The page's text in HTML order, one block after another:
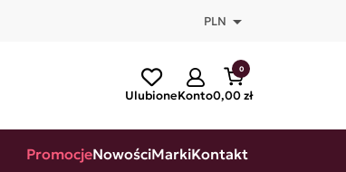
PLN 
UlubioneKonto
0
0,00 zł
PromocjeNowościMarkiKontakt